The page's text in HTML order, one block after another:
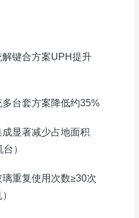
解键合方案UPH提升
台套方案降低约35%
显著减少占地面积
）
璃重复使用次数≥30次